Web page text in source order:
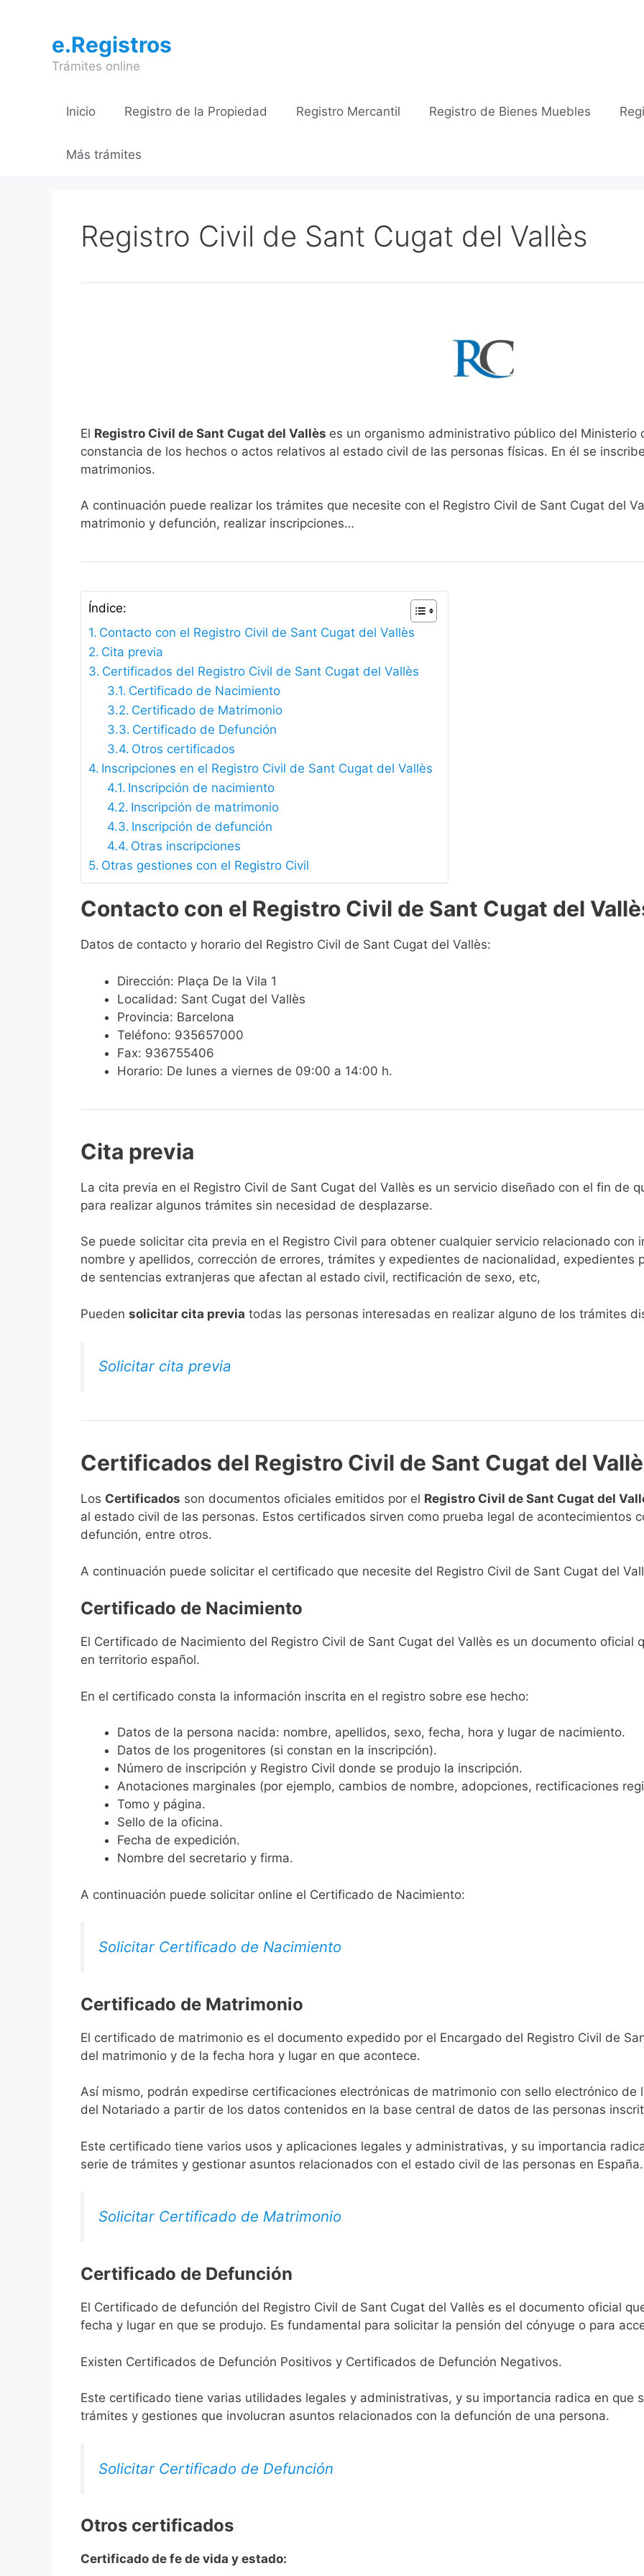
contenidoe.Registros
Trámites online
Inicio Registro de la Propiedad Registro Mercantil Registro de Bienes Muebles
Más trámites
Registro Civil de Sant Cugat del Vallès
El Registro Civil de Sant Cugat del Vallès es un organismo administrativo público del
constancia de los hechos o actos relativos al estado civil de las personas físicas. En él se
matrimonios.
A continuación puede realizar los trámites que necesite con el Registro Civil de Sant Cugat del
matrimonio y defunción, realizar inscripciones…
Índice:
Contacto con el Registro Civil de Sant Cugat del Vallès
Cita previa
Certificados del Registro Civil de Sant Cugat del Vallès
Certificado de Nacimiento
Certificado de Matrimonio
Certificado de Defunción
Otros certificados
Inscripciones en el Registro Civil de Sant Cugat del Vallès
Inscripción de nacimiento
Inscripción de matrimonio
Inscripción de defunción
Otras inscripciones
Otras gestiones con el Registro Civil
Contacto con el Registro Civil de Sant Cugat del
Datos de contacto y horario del Registro Civil de Sant Cugat del Vallès:
Dirección: Plaça De la Vila 1
Localidad: Sant Cugat del Vallès
Provincia: Barcelona
Teléfono: 935657000
Fax: 936755406
Horario: De lunes a viernes de 09:00 a 14:00 h.
Cita previa
​​​​​​​​​​​​​​​​​​​​​​​​​​​​La cita previa en el Registro Civil de Sant Cugat del Vallès es un servicio diseñado con el fin de
para realizar algunos trámites sin necesidad de desplazarse.​
Se puede solicitar cita previa en el Registro Civil para obtener cualquier servicio relacionado
nombre y apellidos, corrección de errores, trámites y expedientes de nacionalidad, expedientes
de sentencias extranjeras que afectan al estado civil, rectificación de sexo, etc,
​Pueden solicitar cita previa todas las personas interesadas en realizar alguno de los trámites
Solicitar cita previa
Certificados del Registro Civil de Sant Cugat del
Los Certificados son documentos oficiales emitidos por el Registro Civil de Sant Cugat del
al estado civil de las personas. Estos certificados sirven como prueba legal de acontecimientos
defunción, entre otros.
A continuación puede solicitar el certificado que necesite del Registro Civil de Sant Cugat del
Certificado de Nacimiento
El Certificado de Nacimiento del Registro Civil de Sant Cugat del Vallès es un documento oficial
en territorio español.
En el certificado consta la información inscrita en el registro sobre ese hecho:
Datos de la persona nacida: nombre, apellidos, sexo, fecha, hora y lugar de nacimiento.
Datos de los progenitores (si constan en la inscripción).
Número de inscripción y Registro Civil donde se produjo la inscripción.
Anotaciones marginales (por ejemplo, cambios de nombre, adopciones, rectificaciones
Tomo y página.
Sello de la oficina.
Fecha de expedición.
Nombre del secretario y firma.
A continuación puede solicitar online el Certificado de Nacimiento:
Solicitar Certificado de Nacimiento
Certificado de Matrimonio
El certificado de matrimonio es el documento expedido por el Encargado del Registro Civil de
del matrimonio y de la fecha hora y lugar en que acontece.
Así mismo, podrán expedirse certificaciones electrónicas de matrimonio con sello electrónico
del Notariado a partir de los datos contenidos en la base central de datos de las personas
Este certificado tiene varios usos y aplicaciones legales y administrativas, y su importancia
serie de trámites y gestionar asuntos relacionados con el estado civil de las personas en España.
Solicitar Certificado de Matrimonio
Certificado de Defunción
El Certificado de defunción del Registro Civil de Sant Cugat del Vallès es el documento oficial
fecha y lugar en que se produjo. Es fundamental para solicitar la pensión del cónyuge o para
Existen Certificados de Defunción Positivos y Certificados de Defunción Negativos.
Este certificado tiene varias utilidades legales y administrativas, y su importancia radica en que
trámites y gestiones que involucran asuntos relacionados con la defunción de una persona.
Solicitar Certificado de Defunción
Otros certificados
Certificado de fe de vida y estado: